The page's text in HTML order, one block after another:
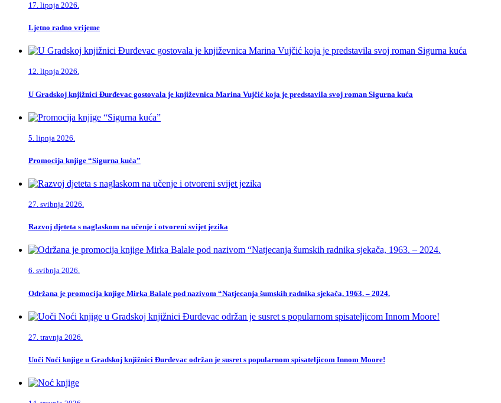
17. lipnja 2026.
Ljetno radno vrijeme
12. lipnja 2026.
U Gradskoj knjižnici Đurđevac gostovala je književnica Marina Vujčić koja je predstavila svoj roman Sigurna kuća
5. lipnja 2026.
Promocija knjige “Sigurna kuća”
27. svibnja 2026.
Razvoj djeteta s naglaskom na učenje i otvoreni svijet jezika
6. svibnja 2026.
Održana je promocija knjige Mirka Balale pod nazivom “Natjecanja šumskih radnika sjekača, 1963. – 2024.
27. travnja 2026.
Uoči Noći knjige u Gradskoj knjižnici Đurđevac održan je susret s popularnom spisateljicom Innom Moore!